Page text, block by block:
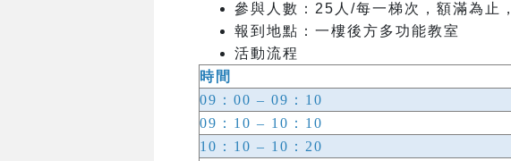
參與人數：25人/每一梯次，額滿為止，
報到地點：一樓後方多功能教室
活動流程
時間
09：00 – 09：10
09：10 – 10：10
10：10 – 10：20